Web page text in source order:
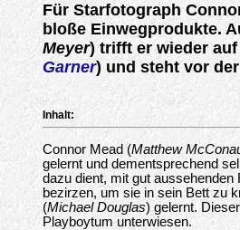
Für Starfotograph
bloße Einwegprodukte.
Meyer) trifft er wieder
Garner) und steht vor
Inhalt:
Connor Mead (Matthew
gelernt und dementsprechend
dazu dient, mit gut
bezirzen, um sie in sein Bett zu
(Michael Douglas) gelernt.
Playboytum unterwiesen.